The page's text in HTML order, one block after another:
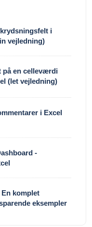
i
vejledning)
på en celleværdi
(let vejledning)
i Excel
-
komplet
eksempler